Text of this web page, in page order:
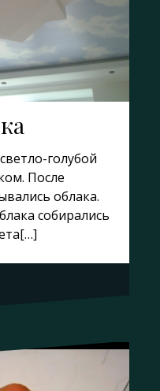
голубой
После
облака.
собирались